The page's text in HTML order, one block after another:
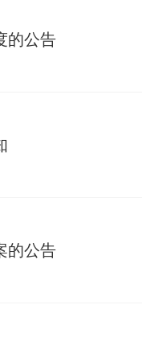
的公告
的公告